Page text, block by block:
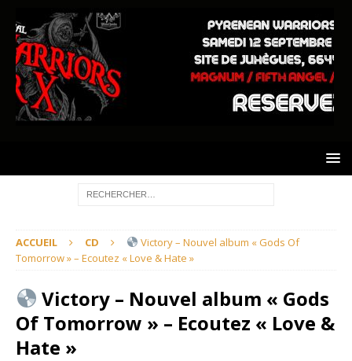
ACCUEIL CD
Victory – Nouvel album « Gods Of
Tomorrow » – Ecoutez « Love & Hate »
Victory – Nouvel album « Gods
Of Tomorrow » – Ecoutez « Love &
Hate »